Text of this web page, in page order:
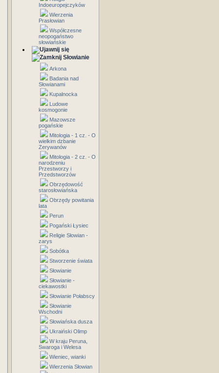
Indoeuropejczyków
Wierzenia
Prasłowian
Współczesne
neopogaństwo
słowiańskie
Słowianie
Arkona
Badania nad
Słowianami
Kupalnocka
Ludowe
kosmogonie
Mazowsze
pogańskie
Mitologia - 1 cz. - O
wielkim dzbanie
Zerywanów
Mitologia - 2 cz. - O
narodzeniu
Przestworzy i
Przedstworzów
Obrzędowość
starosłowiańska
Obrzędy powitania
lata
Perun
Pogański Łysiec
Religie Słowian -
zarys
Sobótka
Stworzenie świata
Słowianie
Słowianie -
ciekawostki
Słowianie Połabscy
Słowianie
Wschodni
Słowiańska dusza
Ukraiński Olimp
W kraju Peruna,
Swaroga i Welesa
Wieniec, wianki
Wierzenia Słowian